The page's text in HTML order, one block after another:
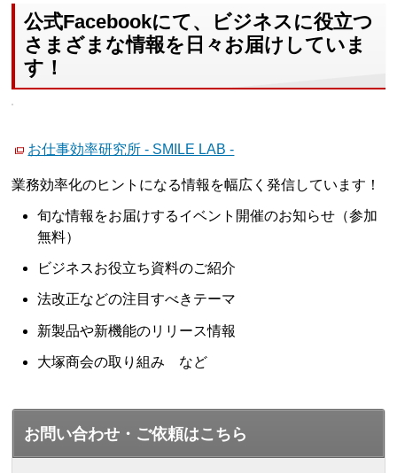
公式Facebookにて、ビジネスに役立つ
さまざまな情報を日々お届けしていま
す！
お仕事効率研究所 - SMILE LAB -
業務効率化のヒントになる情報を幅広く発信しています！
旬な情報をお届けするイベント開催のお知らせ（参加
無料）
ビジネスお役立ち資料のご紹介
法改正などの注目すべきテーマ
新製品や新機能のリリース情報
大塚商会の取り組み など
お問い合わせ・ご依頼はこちら